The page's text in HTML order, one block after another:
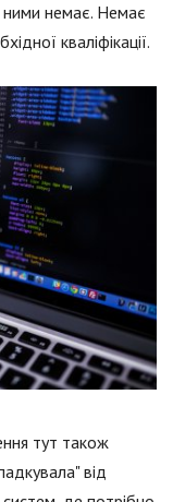
ними немає. Немає
кваліфікації.
тут також
від